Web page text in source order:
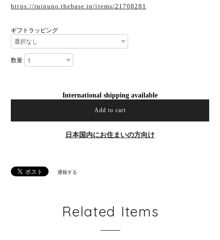
https://ruinuno.thebase.in/items/21708281
ギフトラッピング
数量
International shipping available
Add to cart
日本国内にお住まいの方向け
通報する
Related Items